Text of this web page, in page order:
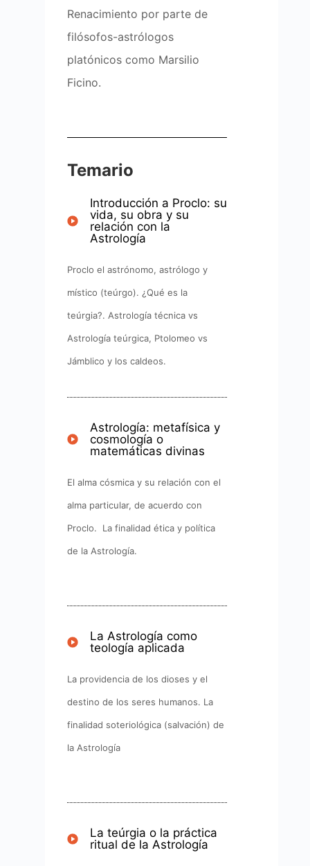
Renacimiento por parte de
filósofos-astrólogos
platónicos como Marsilio
Ficino.
Temario
Introducción a Proclo: su
vida, su obra y su
relación con la
Astrología
Proclo el astrónomo, astrólogo y
místico (teúrgo). ¿Qué es la
teúrgia?. Astrología técnica vs
Astrología teúrgica, Ptolomeo vs
Jámblico y los caldeos.
Astrología: metafísica y
cosmología o
matemáticas divinas​
El alma cósmica y su relación con el
alma particular, de acuerdo con
Proclo. La finalidad ética y política
de la Astrología.
La Astrología como
teología aplicada​
La providencia de los dioses y el
destino de los seres humanos. La
finalidad soteriológica (salvación) de
la Astrología
La teúrgia o la práctica
ritual de la Astrología​